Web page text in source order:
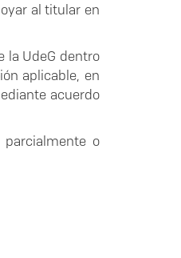
al titular en
la UdeG dentro
aplicable, en
acuerdo
o